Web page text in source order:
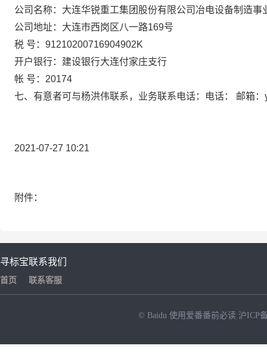
公司名称：大连华锐重工集团股份有限公司冶电设备制造事
公司地址：大连市西岗区八一路169号
税 号：91210200716904902K
开户银行：建设银行大连付家庄支行
帐 号：20174
七、有意者可与杨洪伟联系，业务联系电话：电话： 邮箱
2021-07-27 10:21
附件：
寻标宝
首页
联系我们
联系客服
© Baidu 使用爱番番前必读 沪ICP